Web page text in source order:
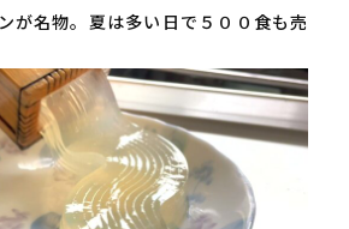
が名物。夏は多い日で５００食も売